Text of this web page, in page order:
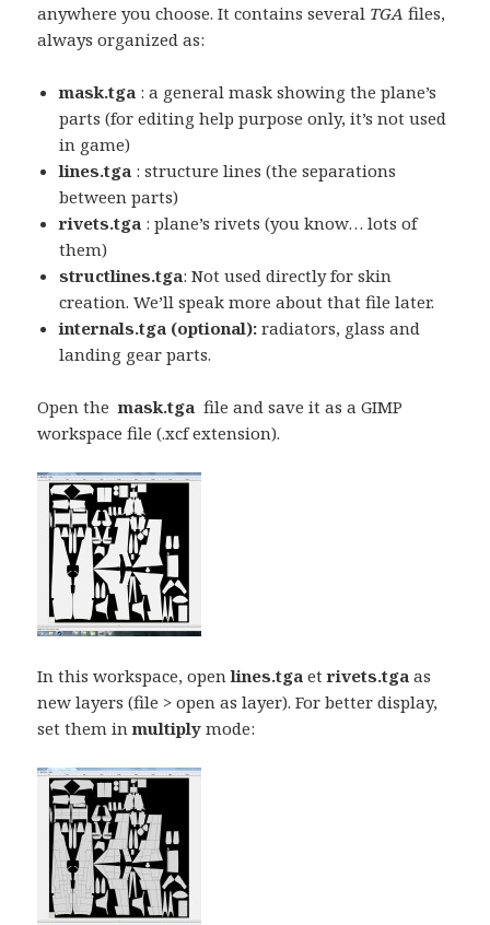
anywhere you choose. It contains several TGA files,
always organized as:
mask.tga : a general mask showing the plane’s
parts (for editing help purpose only, it’s not used
in game)
lines.tga : structure lines (the separations
between parts)
rivets.tga : plane’s rivets (you know… lots of
them)
structlines.tga: Not used directly for skin
creation. We’ll speak more about that file later.
internals.tga (optional):radiators, glass and
landing gear parts.
Open themask.tgafile and save it as a GIMP
workspace file (.xcf extension).
In this workspace, openlines.tga etrivets.tga as
new layers (file > open as layer). For better display,
set them inmultiplymode: